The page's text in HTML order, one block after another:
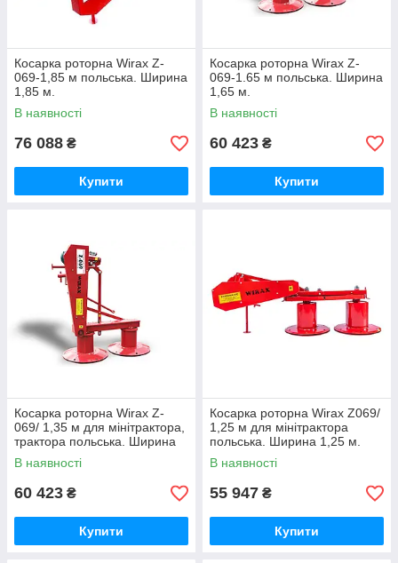
Косарка роторна Wirax Z-
069-1,85 м польська. Ширина
1,85 м.
В наявності
76 088 ₴
Купити
Косарка роторна Wirax Z-
069-1.65 м польська. Ширина
1,65 м.
В наявності
60 423 ₴
Купити
Косарка роторна Wirax Z-
069/ 1,35 м для мінітрактора,
трактора польська. Ширина
1,35 м.
В наявності
60 423 ₴
Купити
Косарка роторна Wirax Z069/
1,25 м для мінітрактора
польська. Ширина 1,25 м.
В наявності
55 947 ₴
Купити